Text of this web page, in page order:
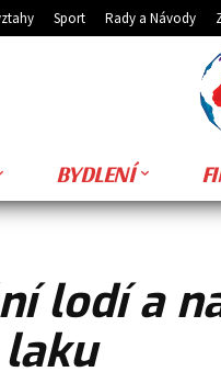
Sport Rady a Návody
BYDLENÍ
lodí a